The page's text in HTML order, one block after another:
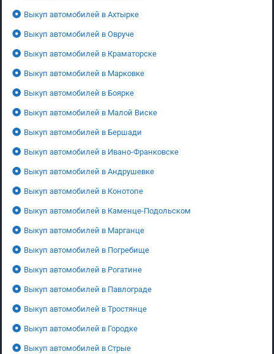
Выкуп автомобилей в Ахтырке
Выкуп автомобилей в Овруче
Выкуп автомобилей в Краматорске
Выкуп автомобилей в Марковке
Выкуп автомобилей в Боярке
Выкуп автомобилей в Малой Виске
Выкуп автомобилей в Бершади
Выкуп автомобилей в Ивано-Франковске
Выкуп автомобилей в Андрушевке
Выкуп автомобилей в Конотопе
Выкуп автомобилей в Каменце-Подольском
Выкуп автомобилей в Марганце
Выкуп автомобилей в Погребище
Выкуп автомобилей в Рогатине
Выкуп автомобилей в Павлограде
Выкуп автомобилей в Тростянце
Выкуп автомобилей в Городке
Выкуп автомобилей в Стрые